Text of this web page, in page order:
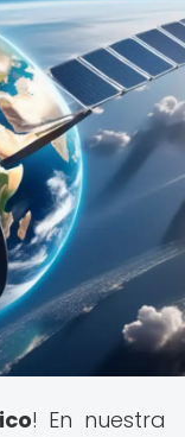
! En nuestra